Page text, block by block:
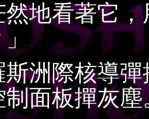
看著它，
際核導彈
面板撣灰塵